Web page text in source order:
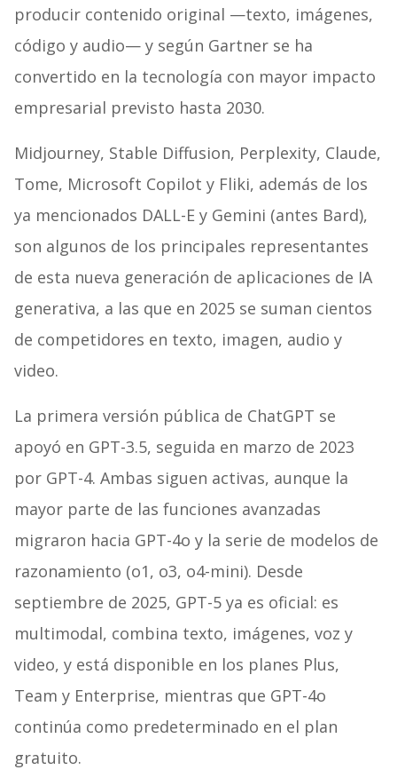
producir contenido original —texto, imágenes,
código y audio— y según Gartner se ha
convertido en la tecnología con mayor impacto
empresarial previsto hasta 2030.
Midjourney, Stable Diffusion, Perplexity, Claude,
Tome, Microsoft Copilot y Fliki, además de los
ya mencionados DALL-E y Gemini (antes Bard),
son algunos de los principales representantes
de esta nueva generación de aplicaciones de IA
generativa, a las que en 2025 se suman cientos
de competidores en texto, imagen, audio y
video.
La primera versión pública de ChatGPT se
apoyó en GPT-3.5, seguida en marzo de 2023
por GPT-4. Ambas siguen activas, aunque la
mayor parte de las funciones avanzadas
migraron hacia GPT-4o y la serie de modelos de
razonamiento (o1, o3, o4-mini). Desde
septiembre de 2025, GPT-5 ya es oficial: es
multimodal, combina texto, imágenes, voz y
video, y está disponible en los planes Plus,
Team y Enterprise, mientras que GPT-4o
continúa como predeterminado en el plan
gratuito.